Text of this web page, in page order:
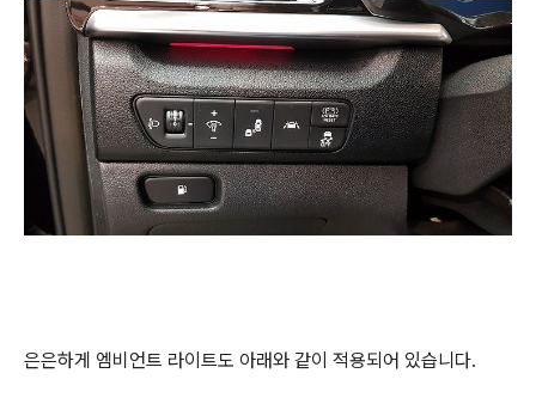
은은하게 엠비언트 라이트도 아래와 같이 적용되어 있습니다.